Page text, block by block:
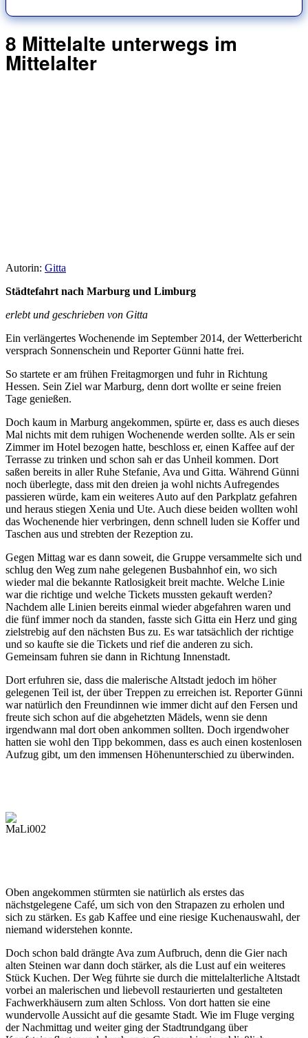
8 Mittelalte unterwegs im
Mittelalter
Autorin: Gitta
Städtefahrt nach Marburg und Limburg
erlebt und geschrieben von Gitta
Ein verlängertes Wochenende im September 2014, der Wetterbericht
versprach Sonnenschein und Reporter Günni hatte frei.
So startete er am frühen Freitagmorgen und fuhr in Richtung
Hessen. Sein Ziel war Marburg, denn dort wollte er seine freien
Tage genießen.
Doch kaum in Marburg angekommen, spürte er, dass es auch dieses
Mal nichts mit dem ruhigen Wochenende werden sollte. Als er sein
Zimmer im Hotel bezogen hatte, beschloss er, einen Kaffee auf der
Terrasse zu trinken und schon sah er das Unheil kommen. Dort
saßen bereits in aller Ruhe Stefanie, Ava und Gitta. Während Günni
noch überlegte, dass mit den dreien ja wohl nichts Aufregendes
passieren würde, kam ein weiteres Auto auf den Parkplatz gefahren
und heraus stiegen Xenia und Ute. Auch diese beiden wollten wohl
das Wochenende hier verbringen, denn schnell luden sie Koffer und
Taschen aus und strebten der Rezeption zu.
Gegen Mittag war es dann soweit, die Gruppe versammelte sich und
schlug den Weg zum nahe gelegenen Busbahnhof ein, wo sich
wieder mal die bekannte Ratlosigkeit breit machte. Welche Linie
war die richtige und welche Tickets mussten gekauft werden?
Nachdem alle Linien bereits einmal wieder abgefahren waren und
die fünf immer noch da standen, fasste sich Gitta ein Herz und ging
zielstrebig auf den nächsten Bus zu. Es war tatsächlich der richtige
und so kaufte sie die Tickets und rief die anderen zu sich.
Gemeinsam fuhren sie dann in Richtung Innenstadt.
Dort erfuhren sie, dass die malerische Altstadt jedoch im höher
gelegenen Teil ist, der über Treppen zu erreichen ist. Reporter Günni
war natürlich den Freundinnen wie immer dicht auf den Fersen und
freute sich schon auf die abgehetzten Mädels, wenn sie denn
irgendwann mal dort oben ankommen sollten. Doch irgendwoher
hatten sie wohl den Tipp bekommen, dass es auch einen kostenlosen
Aufzug gibt, um den immensen Höhenunterschied zu überwinden.
Oben angekommen stürmten sie natürlich als erstes das
nächstgelegene Café, um sich von den Strapazen zu erholen und
sich zu stärken. Es gab Kaffee und eine riesige Kuchenauswahl, der
niemand widerstehen konnte.
Doch schon bald drängte Ava zum Aufbruch, denn die Gier nach
alten Steinen war dann doch stärker, als die Lust auf ein weiteres
Stück Kuchen. Der Weg führte sie durch die mittelalterliche Altstadt
vorbei an malerischen und liebevoll restaurierten und gestalteten
Fachwerkhäusern zum alten Schloss. Von dort hatten sie eine
wundervolle Aussicht auf die gesamte Stadt. Wie im Fluge verging
der Nachmittag und weiter ging der Stadtrundgang über